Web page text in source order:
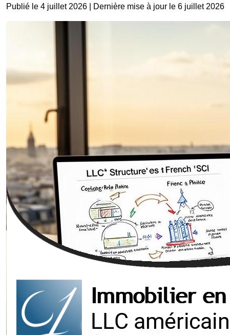
Publié le 4 juillet 2026 | Dernière mise à jour le 6 juillet 2026